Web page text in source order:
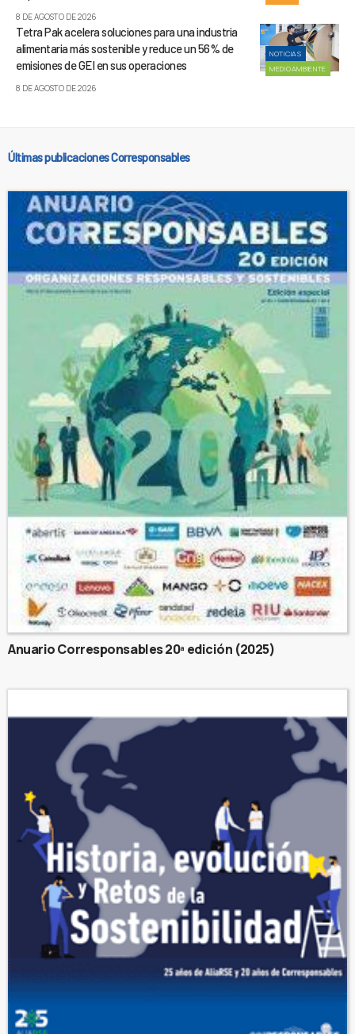
8 DE AGOSTO DE 2026
NOTICIAS
MEDIOAMBIENTE
Tetra Pak acelera soluciones para una industria
alimentaria más sostenible y reduce un 56% de
emisiones de GEI en sus operaciones
8 DE AGOSTO DE 2026
Últimas publicaciones Corresponsables
Anuario Corresponsables 20ª edición (2025)